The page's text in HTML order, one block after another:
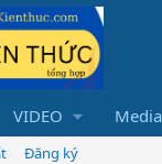
VIDEO Media
Đăng ký